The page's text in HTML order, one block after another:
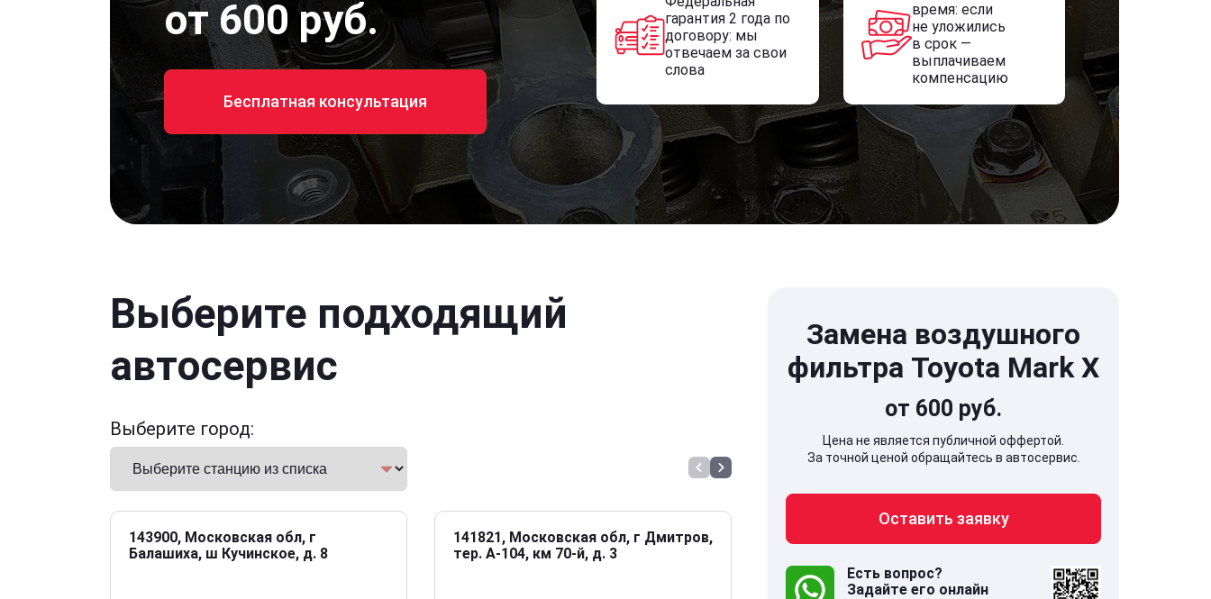
от 600 руб.
Бесплатная консультация
гарантия 2 года по
договору: мы
отвечаем за свои
слова
время: если
не уложились
в срок —
выплачиваем
компенсацию
Выберите подходящий
автосервис
Выберите город:
143900, Московская обл, г
Балашиха, ш Кучинское, д. 8
141821, Московская обл, г Дмитров,
тер. А-104, км 70-й, д. 3
141707, Московская обл,
дом 5
Замена воздушного
фильтра Toyota Mark X
от 600 руб.
Цена не является публичной оффертой.
За точной ценой обращайтесь в автосервис.
Оставить заявку
Есть вопрос?
Задайте его онлайн